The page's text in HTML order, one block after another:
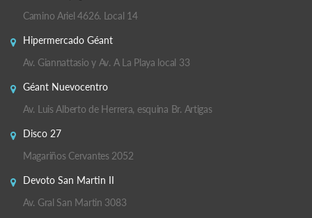
Camino Ariel 4626. Local 14
Hipermercado Géant
Av. Giannattasio y Av. A La Playa local 33
Géant Nuevocentro
Av. Luis Alberto de Herrera, esquina Br. Artigas
Disco 27
Magariños Cervantes 2052
Devoto San Martin II
Av. Gral San Martin 3083